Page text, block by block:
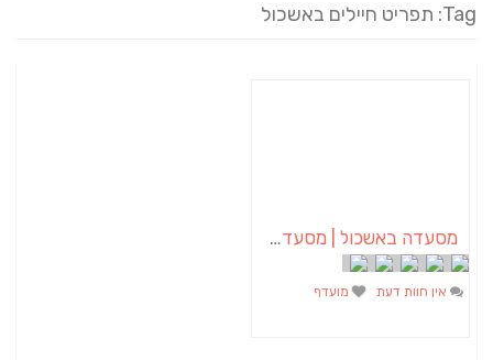
Tag: תפריט חיילים באשכול
מסעדה באשכול | מסעדת ביס בכיכר | קייטרינג באשכול
אין חוות דעת מועדף